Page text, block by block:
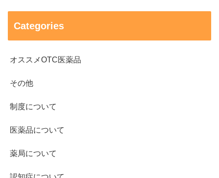
Categories
オススメOTC医薬品
その他
制度について
医薬品について
薬局について